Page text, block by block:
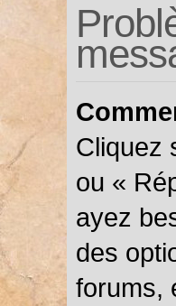
Cliquez
ou «
ayez
des
forums,